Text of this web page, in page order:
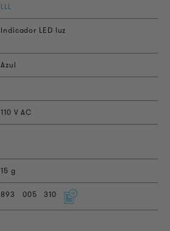
LLL
Indicador LED luz
Azul
110 V AC
15 g
893 005 310